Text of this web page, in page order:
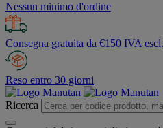
Nessun minimo d'ordine
Consegna gratuita da €150 IVA escl.
Reso entro 30 giorni
Ricerca